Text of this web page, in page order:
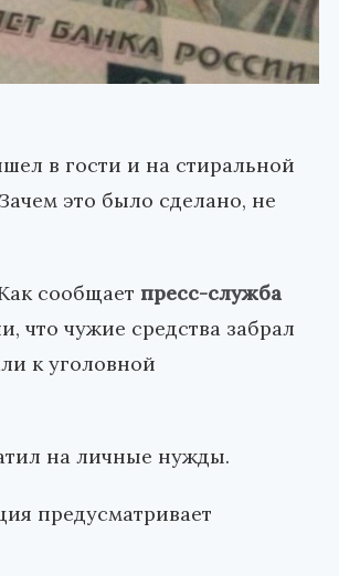
в гости и на стиральной
это было сделано, не
сообщает пресс-служба
что чужие средства забрал
к уголовной
на личные нужды.
предусматривает